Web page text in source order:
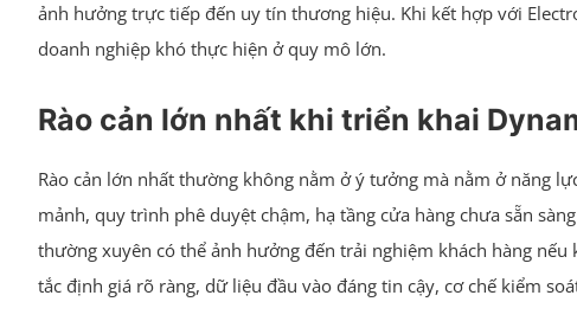
ảnh hưởng trực tiếp đến uy tín thương hiệu. Khi kết hợp với
doanh nghiệp khó thực hiện ở quy mô lớn.
Rào cản lớn nhất khi triển khai
Rào cản lớn nhất thường không nằm ở ý tưởng mà nằm ở năng
mảnh, quy trình phê duyệt chậm, hạ tầng cửa hàng chưa sẵn
thường xuyên có thể ảnh hưởng đến trải nghiệm khách hàng
tắc định giá rõ ràng, dữ liệu đầu vào đáng tin cậy, cơ chế kiểm